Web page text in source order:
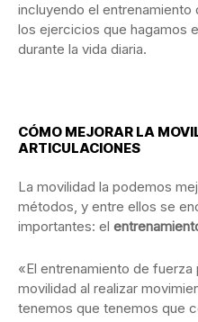
incluyendo el
los ejercicios que hagamos
durante la vida diaria.
CÓMO MEJORAR LA
ARTICULACIONES
La movilidad la podemos
métodos, y entre ellos se
importantes: el
«El entrenamiento de
movilidad al realizar
tenemos que tenemos que